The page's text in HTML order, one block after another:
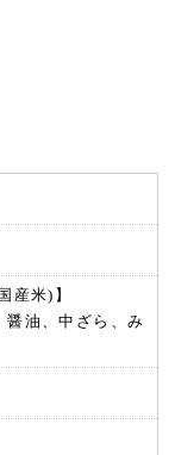
産米)】
醤油、中ざら、み